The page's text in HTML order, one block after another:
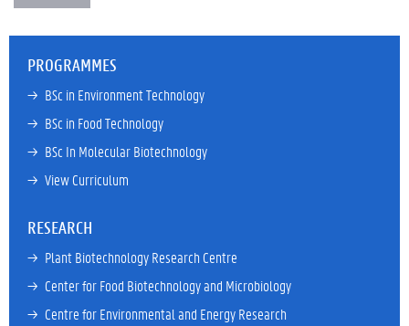
PROGRAMMES
→ BSc in Environment Technology
→ BSc in Food Technology
→ BSc In Molecular Biotechnology
→ View Curriculum
RESEARCH
→ Plant Biotechnology Research Centre
→ Center for Food Biotechnology and Microbiology
→ Centre for Environmental and Energy Research